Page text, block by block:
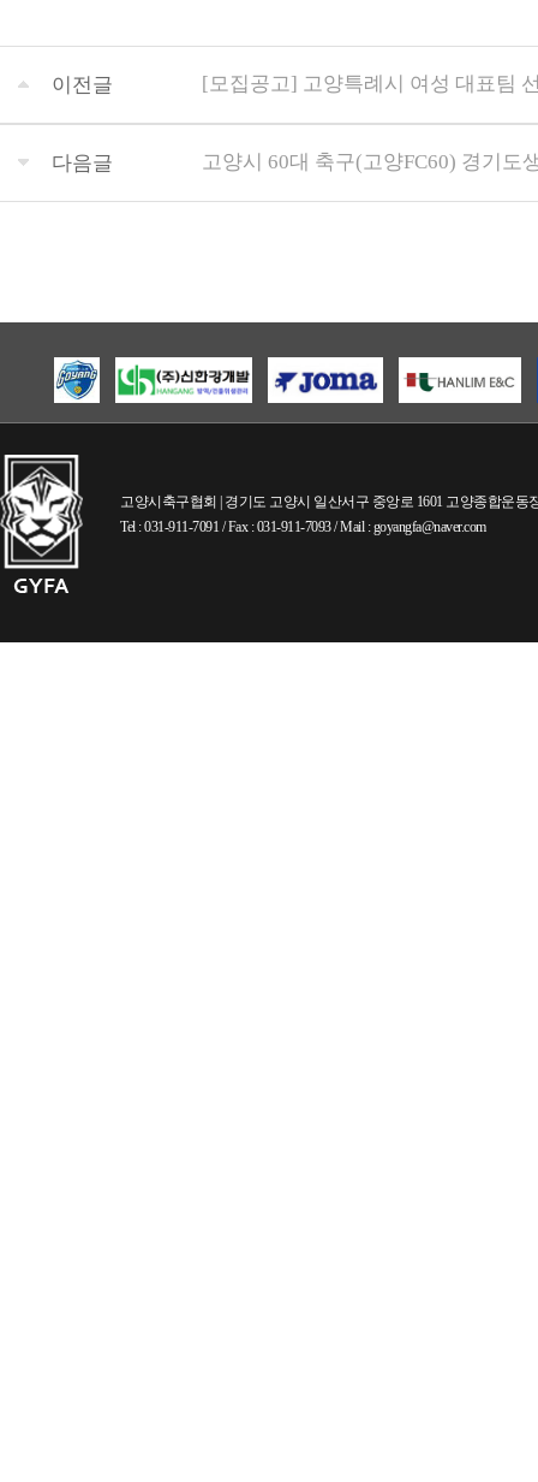
이전글 [모집공고] 고양특례시 여성 대표팀
다음글 고양시 60대 축구(고양FC60) 경기도
고양시축구협회 | 경기도 고양시 일산서구 중앙로 1601 고양종합운동
Tel : 031-911-7091 / Fax : 031-911-7093 / Mail : goyangfa@naver.com